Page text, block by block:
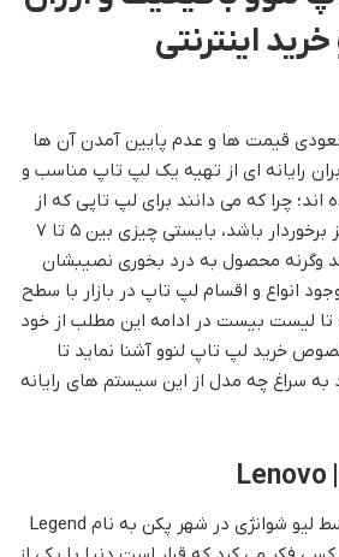
اینترنتی
قیمت ها و عدم پایین آمدن آن ها
رایانه ای از تهیه یک لپ تاپ مناسب و
چرا که می دانند برای لپ تاپی که از
حداقل امکانات جانبی نیز برخوردار باشد، بایستی چیزی بین 5 تا 7
وگرنه محصول به درد بخوری نصیبشان
انواع و اقسام لپ تاپ در بازار با سطح
لیست بیست در ادامه این مطلب از خود
خرید لپ تاپ لنوو آشنا نماید تا
به سراغ چه مدل از این سیستم های رایانه
وقتی سال 1984برندی توسط لیو شوانژی در شهر پکن به نام Legend